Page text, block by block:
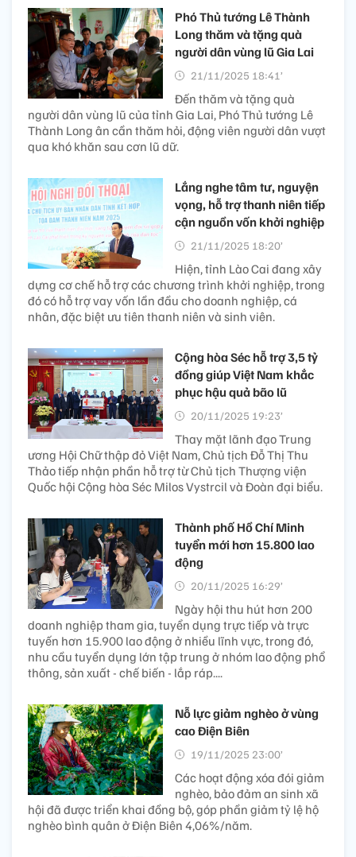
Phó Thủ tướng Lê Thành
Long thăm và tặng quà
người dân vùng lũ Gia Lai
21/11/2025 18:41’
Đến thăm và tặng quà
người dân vùng lũ của tỉnh Gia Lai, Phó Thủ tướng Lê
Thành Long ân cần thăm hỏi, động viên người dân vượt
qua khó khăn sau cơn lũ dữ.
Lắng nghe tâm tư, nguyện
vọng, hỗ trợ thanh niên tiếp
cận nguồn vốn khởi nghiệp
21/11/2025 18:20’
Hiện, tỉnh Lào Cai đang xây
dựng cơ chế hỗ trợ các chương trình khởi nghiệp, trong
đó có hỗ trợ vay vốn lần đầu cho doanh nghiệp, cá
nhân, đặc biệt ưu tiên thanh niên và sinh viên.
Cộng hòa Séc hỗ trợ 3,5 tỷ
đồng giúp Việt Nam khắc
phục hậu quả bão lũ
20/11/2025 19:23’
Thay mặt lãnh đạo Trung
ương Hội Chữ thập đỏ Việt Nam, Chủ tịch Đỗ Thị Thu
Thảo tiếp nhận phần hỗ trợ từ Chủ tịch Thượng viện
Quốc hội Cộng hòa Séc Milos Vystrcil và Đoàn đại biểu.
Thành phố Hồ Chí Minh
tuyển mới hơn 15.800 lao
động
20/11/2025 16:29’
Ngày hội thu hút hơn 200
doanh nghiệp tham gia, tuyển dụng trực tiếp và trực
tuyến hơn 15.900 lao động ở nhiều lĩnh vực, trong đó,
nhu cầu tuyển dụng lớn tập trung ở nhóm lao động phổ
thông, sản xuất - chế biến - lắp ráp....
Nỗ lực giảm nghèo ở vùng
cao Điện Biên
19/11/2025 23:00’
Các hoạt động xóa đói giảm
nghèo, bảo đảm an sinh xã
hội đã được triển khai đồng bộ, góp phần giảm tỷ lệ hộ
nghèo bình quân ở Điện Biên 4,06%/năm.